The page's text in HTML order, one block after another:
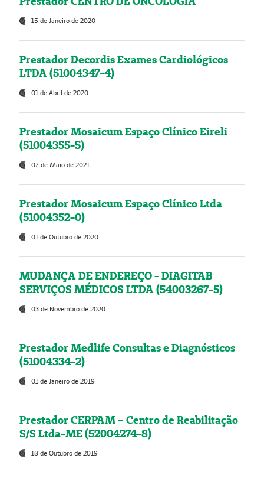
15 de Janeiro de 2020
Prestador Decordis Exames Cardiológicos
LTDA (51004347-4)
01 de Abril de 2020
Prestador Mosaicum Espaço Clínico Eireli
(51004355-5)
07 de Maio de 2021
Prestador Mosaicum Espaço Clínico Ltda
(51004352-0)
01 de Outubro de 2020
MUDANÇA DE ENDEREÇO - DIAGITAB
SERVIÇOS MÉDICOS LTDA (54003267-5)
03 de Novembro de 2020
Prestador Medlife Consultas e Diagnósticos
(51004334-2)
01 de Janeiro de 2019
Prestador CERPAM – Centro de Reabilitação
S/S Ltda-ME (52004274-8)
18 de Outubro de 2019